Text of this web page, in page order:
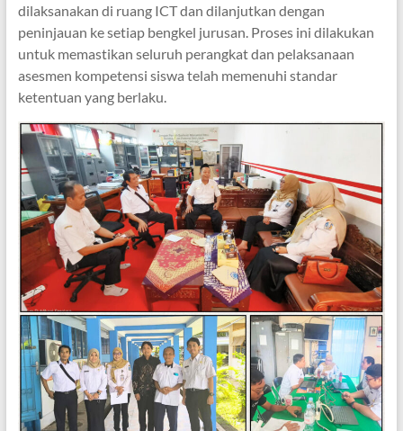
dilaksanakan di ruang ICT dan dilanjutkan dengan
peninjauan ke setiap bengkel jurusan. Proses ini dilakukan
untuk memastikan seluruh perangkat dan pelaksanaan
asesmen kompetensi siswa telah memenuhi standar
ketentuan yang berlaku.